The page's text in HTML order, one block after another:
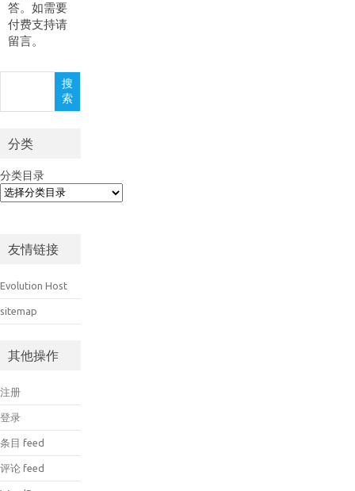
答。如需要
付费支持请
留言。
搜
索
分类
分类目录
友情链接
Evolution Host
sitemap
其他操作
注册
登录
条目 feed
评论 feed